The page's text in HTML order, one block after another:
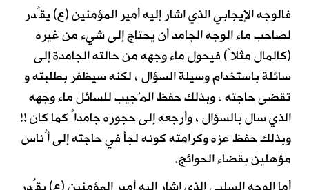
فالوجه الإيجابي الذي اشار إليه أمير المؤمنين (ع) يقُدر
لصاحب ماء الوجه الجامد أن يحتاج إلى شيء من غيره
(كالمال مثلاً) فيحول ماء وجهه من حالته الجامدة إلى
سائلة باستخدام وسيلة السؤال ، لكنه سيظفر بطلبته و
تقضى حاجته ، وبذلك حفظ المُجيب للسائل ماء وجهه
الذي سال بالسؤال ، وأرجعه إلى حجوره جامداً كما كان !!
وبذلك حفظ عزه وكرامته كونه لجأ في حاجته إلى أُناس
مؤهلين بقضاء الحوائج.